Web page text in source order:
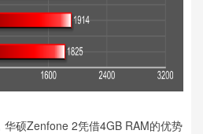
硕Zenfone 2凭借4GB RAM的优势